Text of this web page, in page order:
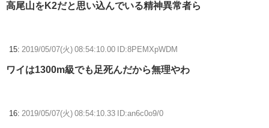
高尾山をK2だと思い込んでいる精神異常者ら
15: 2019/05/07(火) 08:54:10.00 ID:8PEMXpWDM
ワイは1300m級でも足死んだから無理やわ
16: 2019/05/07(火) 08:54:10.33 ID:an6c0o9/0